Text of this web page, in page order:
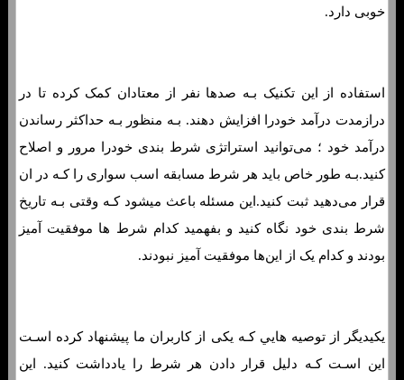
خوبی دارد.
استفاده از این تکنیک بـه صدها نفر از معتادان کمک کرده تا در
درازمدت درآمد خودرا افزایش دهند. بـه منظور بـه حداکثر رساندن
درآمد خود ؛ می‌توانید استراتژی شرط بندی خودرا مرور و اصلاح
کنید.بـه طور خاص باید هر شرط مسابقه اسب سواری را کـه در ان
قرار می‌دهید ثبت کنید.این مسئله باعث میشود کـه وقتی بـه تاریخ
شرط بندی خود نگاه کنید و بفهمید کدام شرط ها موفقیت آمیز
بودند و کدام یک از این‌ها موفقیت آمیز نبودند.
یکیدیگر از توصیه هایي کـه یکی از کاربران ما پیشنهاد کرده اسـت
این اسـت کـه دلیل قرار دادن هر شرط را یادداشت کنید. این